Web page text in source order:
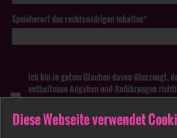
Diese Webseite verwendet
Speicherort des rechtswidrigen Inhaltes*
Ich bin in gutem Glauben davon überzeugt,
enthaltenen Angaben und Anführungen
sind. Wissentlich falsche oder irreführende
rechtswidrigen Inhalten können strafbar sein.